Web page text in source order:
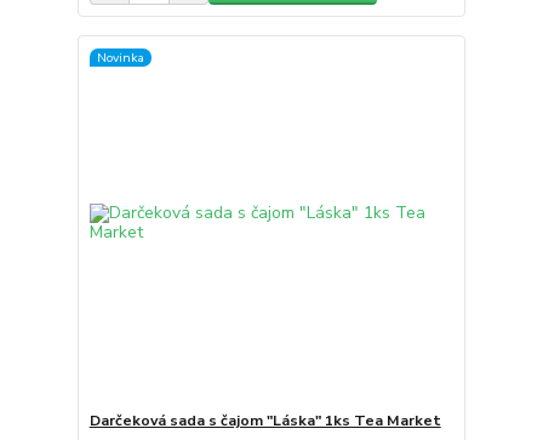
Novinka
Darčeková sada s čajom "Láska" 1ks Tea Market